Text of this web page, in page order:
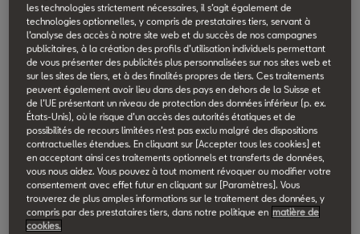
Catalogues de modèles
et listes de prix SEAT
Vous trouverez ici tous les catalogues des modèles SEAT, les
listes de prix ainsi que les offres d'accessoires à télécharger au
format PDF. N'hésitez pas à les feuilleter!
New Ibiza
les technologies strictement nécessaires, il s’agit également de
technologies optionnelles, y compris de prestataires tiers, servant à
l’analyse des accès à notre site web et du succès de nos campagnes
publicitaires, à la création des profils d’utilisation individuels permettant
de vous présenter des publicités plus personnalisées sur nos sites web et
sur les sites de tiers, et à des finalités propres de tiers. Ces traitements
peuvent également avoir lieu dans des pays en dehors de la Suisse et
de l’UE présentant un niveau de protection des données inférieur (p. ex.
États-Unis), où le risque d’un accès des autorités étatiques et de
possibilités de recours limitées n’est pas exclu malgré des dispositions
contractuelles étendues. En cliquant sur [Accepter tous les cookies] et
en acceptant ainsi ces traitements optionnels et transferts de données,
vous nous aidez. Vous pouvez à tout moment révoquer ou modifier votre
consentement avec effet futur en cliquant sur [Paramètres]. Vous
trouverez de plus amples informations sur le traitement des données, y
compris par des prestataires tiers, dans notre politique en matière de
cookies.